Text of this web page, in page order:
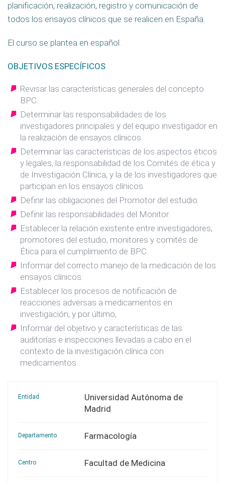
planificación, realización, registro y comunicación de
todos los ensayos clínicos que se realicen en España.
El curso se plantea en español.
OBJETIVOS ESPECÍFICOS
Revisar las características generales del concepto
BPC.
Determinar las responsabilidades de los
investigadores principales y del equipo investigador en
la realización de ensayos clínicos.
Determinar las características de los aspectos éticos
y legales, la responsabilidad de los Comités de ética y
de Investigación Clínica, y la de los investigadores que
participan en los ensayos clínicos.
Definir las obligaciones del Promotor del estudio.
Definir las responsabilidades del Monitor.
Establecer la relación existente entre investigadores,
promotores del estudio, monitores y comités de
Ética para el cumplimiento de BPC.
Informar del correcto manejo de la medicación de los
ensayos clínicos.
Establecer los procesos de notificación de
reacciones adversas a medicamentos en
investigación, y por último,
Informar del objetivo y características de las
auditorías e inspecciones llevadas a cabo en el
contexto de la investigación clínica con
medicamentos.
Entidad
Universidad Autónoma de
Madrid
Departamento Farmacología
Centro Facultad de Medicina